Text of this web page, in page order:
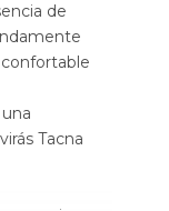
de
Tacna